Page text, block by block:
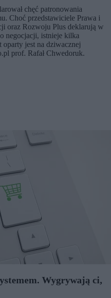
chęć patronowania
Choć przedstawiciele Prawa i
oraz Rozwoju Plus deklarują w
negocjacji, istnieje kilka
oparty jest na dziwacznej
prof. Rafał Chwedoruk.
Wygrywają ci,